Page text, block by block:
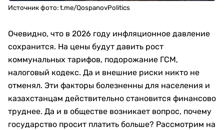
Источник фото: t.me/QospanovPolitics
Очевидно, что в 2026 году инфляционное давление
сохранится. На цены будут давить рост
коммунальных тарифов, подорожание ГСМ,
налоговый кодекс. Да и внешние риски никто не
отменял. Эти факторы болезненны для населения и
казахстанцам действительно становится финансово
труднее. Да и в обществе возникает вопрос, почему
государство просит платить больше? Рассмотрим на